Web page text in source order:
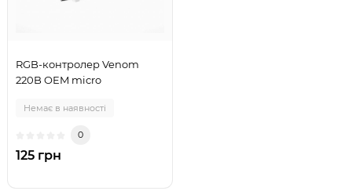
RGB-контролер Venom
220B OEM micro
Немає в наявності
0
125 грн